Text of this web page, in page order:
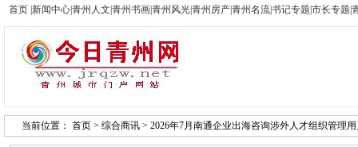
首页 新闻中心青州人文 青州书画青州风光青州房产青州名流书记专题 市长专题
当前位置： 首页 > 综合商讯 > 2026年7月南通企业出海咨询涉外人才组织管理